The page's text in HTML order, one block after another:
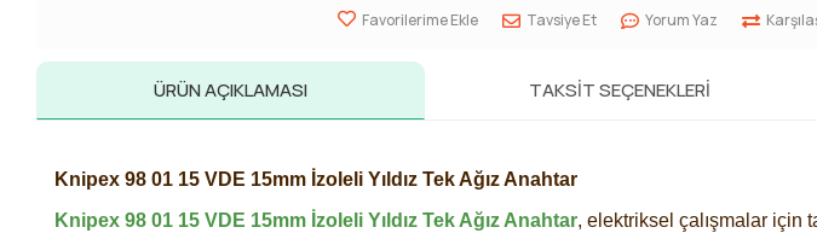
Favorilerime Ekle Tavsiye Et Yorum Yaz
ÜRÜN AÇIKLAMASI TAKSIT SEÇENEKLERI
Knipex 98 01 15 VDE 15mm İzoleli Yıldız Tek Ağız Anahtar
Knipex 98 01 15 VDE 15mm İzoleli Yıldız Tek Ağız Anahtar, elektriksel çalışmalar için